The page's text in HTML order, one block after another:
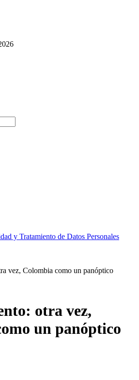
y Tratamiento de Datos Personales
vez, Colombia como un panóptico
otra vez,
un panóptico